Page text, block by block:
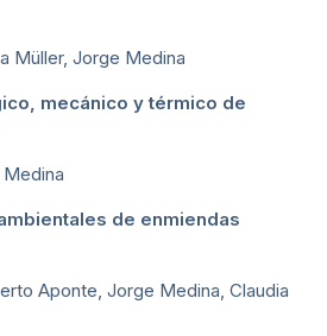
Müller, Jorge Medina
mecánico y térmico de
de enmiendas
Aponte, Jorge Medina, Claudia